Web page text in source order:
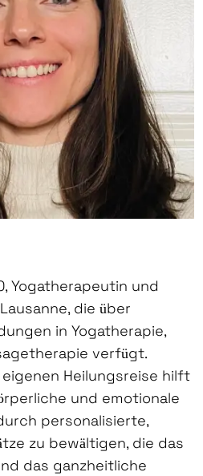
Yogatherapeutin und
die über
in Yogatherapie,
verfügt.
Heilungsreise hilft
und emotionale
personalisierte,
zu bewältigen, die das
das ganzheitliche